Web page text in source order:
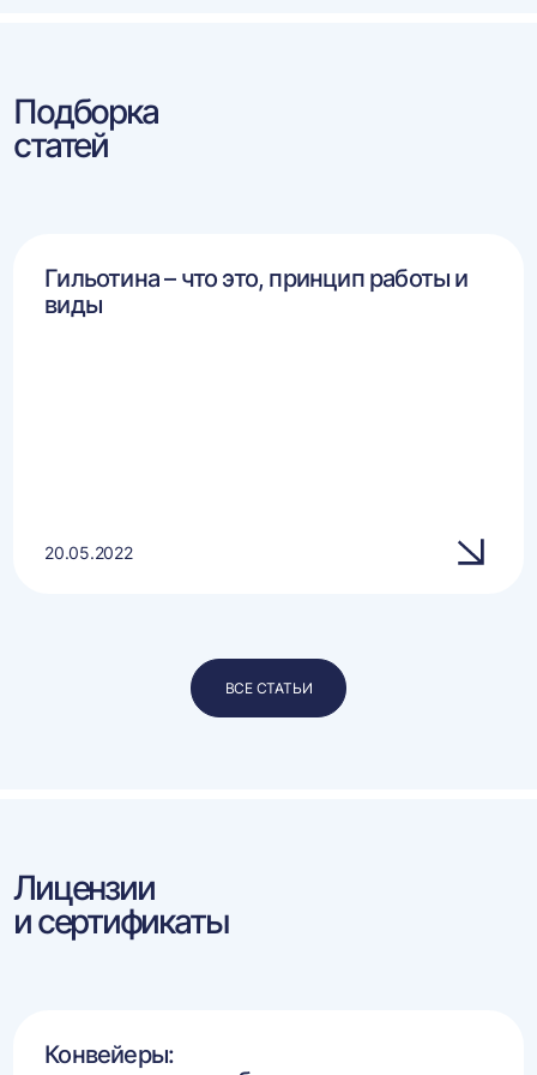
Подборка
статей
Гильотина – что это, принцип работы и
виды
20.05.2022
ВСЕ СТАТЬИ
Лицензии
и сертификаты
Конвейеры: